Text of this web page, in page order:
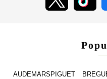
AUDEMARSPIGUET